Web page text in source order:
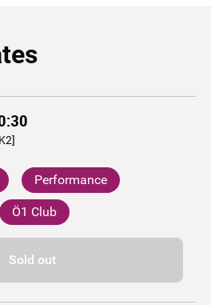
Performance
Ö1 Club
Sold out